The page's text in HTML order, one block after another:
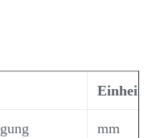
Einheit
mm